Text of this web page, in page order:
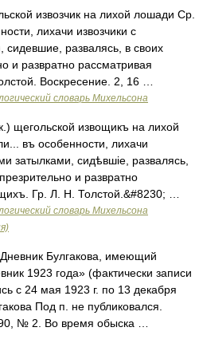
извозчик на лихой лошади Ср.
лихачи извозчики с
развалясь, в своих
и развратно рассматривая
Воскресение. 2, 16 …
словарь Михельсона
щегольской извощикъ на лихой
въ особенности, лихачи
затылками, сидѣвшіе, развалясь,
и развратно
Гр. Л. Н. Толстой.&#8230; …
словарь Михельсона
Булгакова, имеющий
1923 года» (фактически записи
с 24 мая 1923 г. по 13 декабря
Под п. не публиковался.
№ 2. Во время обыска …